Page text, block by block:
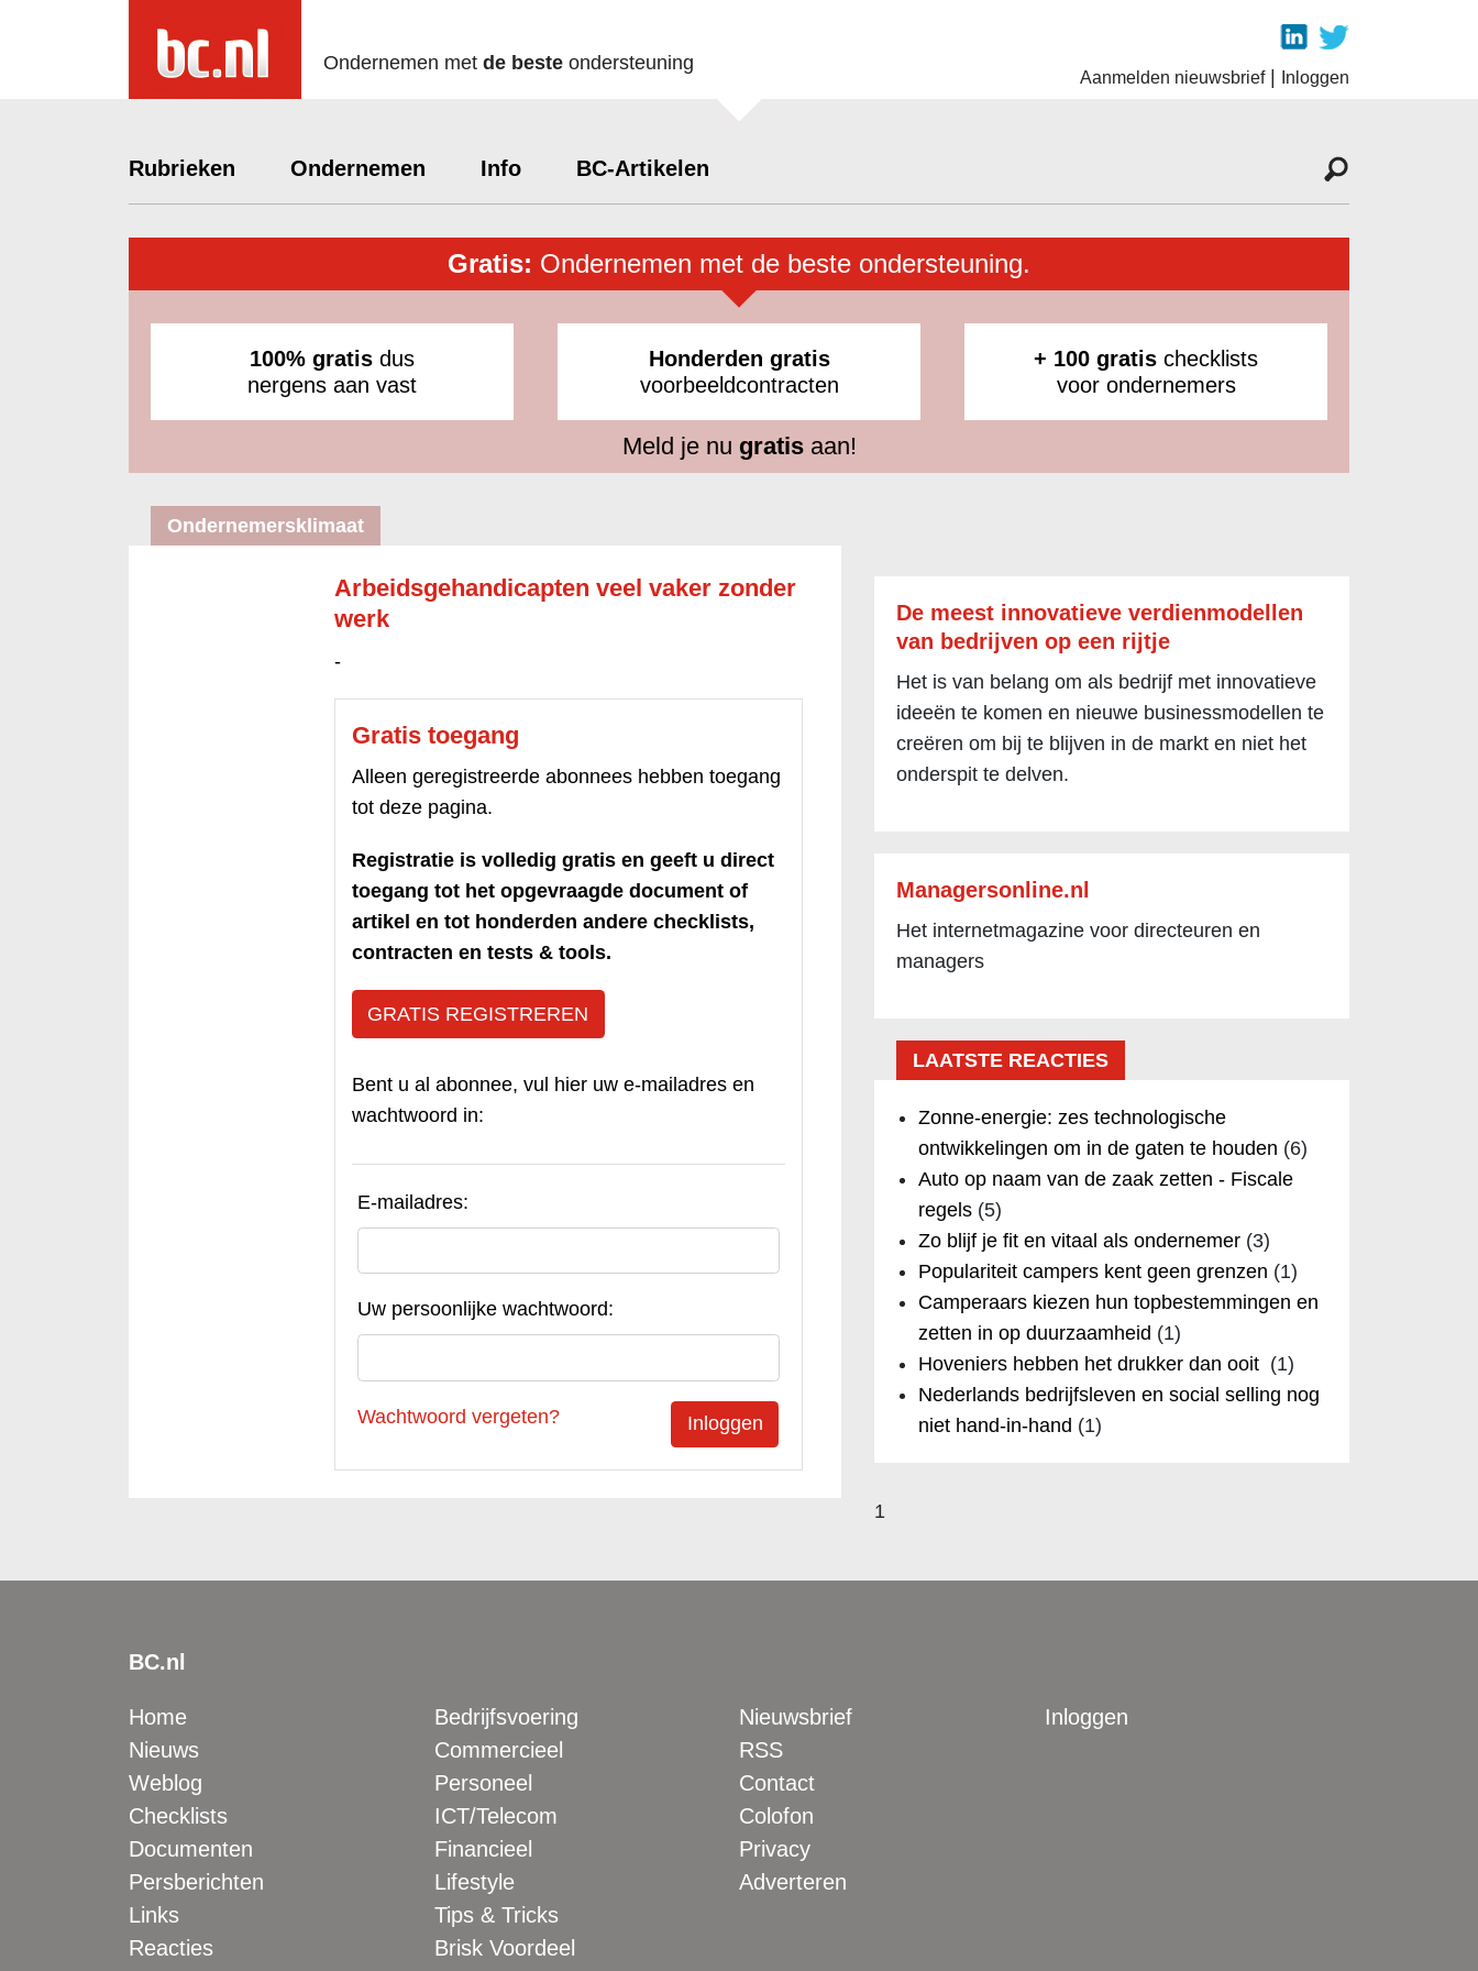
Ondernemen met de beste ondersteuning
Aanmelden nieuwsbrief| Inloggen
Rubrieken Ondernemen Info BC-Artikelen
Gratis: Ondernemen met de beste ondersteuning.
100% gratis dus
nergens aan vast
Honderden gratis
voorbeeldcontracten
+ 100 gratis checklists
voor ondernemers
Meld je nu gratisaan!
Ondernemersklimaat
Arbeidsgehandicapten veel vaker zonder
werk
-
Gratis toegang
Alleen geregistreerde abonnees hebben toegang
tot deze pagina.
Registratie is volledig gratis en geeft u direct
toegang tot het opgevraagde document of
artikel en tot honderden andere checklists,
contracten en tests & tools.
GRATIS REGISTREREN
Bent u al abonnee, vul hier uw e-mailadres en
wachtwoord in:
E-mailadres:
Uw persoonlijke wachtwoord:
Wachtwoord vergeten?
De meest innovatieve verdienmodellen
van bedrijven op een rijtje
Het is van belang om als bedrijf met innovatieve
ideeën te komen en nieuwe businessmodellen te
creëren om bij te blijven in de markt en niet het
onderspit te delven.
Managersonline.nl
Het internetmagazine voor directeuren en
managers
LAATSTE REACTIES
Zonne-energie: zes technologische
ontwikkelingen om in de gaten te houden (6)
Auto op naam van de zaak zetten - Fiscale
regels(5)
Zo blijf je fit en vitaal als ondernemer(3)
Populariteit campers kent geen grenzen (1)
Camperaars kiezen hun topbestemmingen en
zetten in op duurzaamheid (1)
Hoveniers hebben het drukker dan ooit (1)
Nederlands bedrijfsleven en social selling nog
niet hand-in-hand (1)
1
BC.nl
Home
Nieuws
Weblog
Checklists
Documenten
Persberichten
Links
Reacties
Bedrijfsvoering
Commercieel
Personeel
ICT/Telecom
Financieel
Lifestyle
Tips & Tricks
Brisk Voordeel
Nieuwsbrief
RSS
Contact
Colofon
Privacy
Adverteren
Inloggen